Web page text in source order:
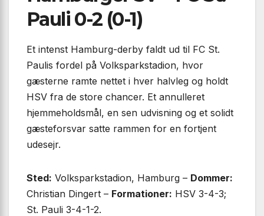
Pauli 0-2 (0-1)
Et intenst Hamburg-derby faldt ud til FC St.
Paulis fordel på Volksparkstadion, hvor
gæsterne ramte nettet i hver halvleg og holdt
HSV fra de store chancer. Et annulleret
hjemmeholdsmål, en sen udvisning og et solidt
gæsteforsvar satte rammen for en fortjent
udesejr.
Sted: Volksparkstadion, Hamburg – Dommer:
Christian Dingert – Formationer: HSV 3-4-3;
St. Pauli 3-4-1-2.